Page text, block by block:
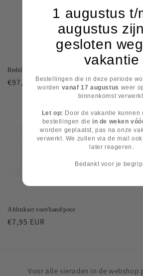
Bedel slangarmband
Normale
€97,00 EUR
Normale
prijs
€6,95
Afdrukset voet/hand/poot
Normale
€7,95 EUR
Voor alle sieraden in de webshop
1 augustus t/
augustus
gesloten
vakantie
Bestellingen die in deze periode
worden vanaf 17 augustus weer
binnenkomst verwerkt.
Let op: Door de vakantie kunnen
bestellingen die in de weken
worden geplaatst, pas na onze
verwerkt. We zullen via de mail
later reageren.
Bedankt voor je